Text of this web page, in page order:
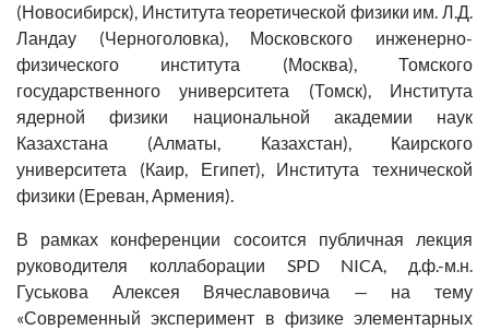
(Новосибирск), Института теоретической физики им. Л.Д.
Ландау (Черноголовка), Московского инженерно-
физического института (Москва), Томского
государственного университета (Томск), Института
ядерной физики национальной академии наук
Казахстана (Алматы, Казахстан), Каирского
университета (Каир, Египет), Института технической
физики (Ереван, Армения).
В рамках конференции сосоится публичная лекция
руководителя коллаборации SPD NICA, д.ф.-м.н.
Гуськова Алексея Вячеславовича — на тему
«Современный эксперимент в физике элементарных